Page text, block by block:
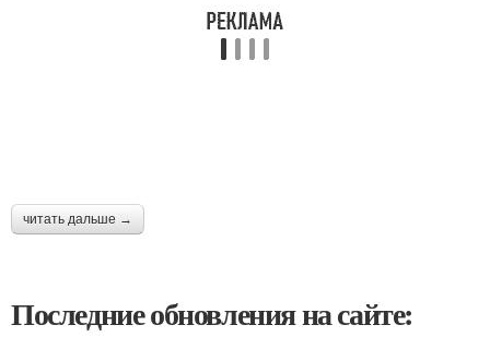
читать дальше →
Последние обновления на сайте: